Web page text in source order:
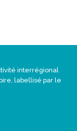
interrégional
labellisé par le